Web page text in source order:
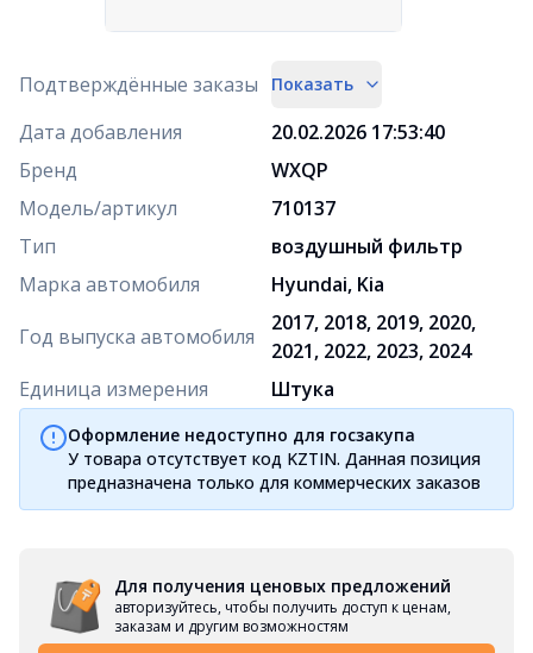
Подтверждённые заказы Показать
Дата добавления
20.02.2026 17:53:40
Бренд
WXQP
Модель/артикул
710137
Тип
воздушный фильтр
Марка автомобиля
Hyundai, Kia
Год выпуска автомобиля
2017, 2018, 2019, 2020,
2021, 2022, 2023, 2024
Единица измерения
Штука
Оформление недоступно для госзакупа
У товара отсутствует код KZTIN. Данная позиция
предназначена только для коммерческих заказов
Для получения ценовых предложений
авторизуйтесь, чтобы получить доступ к ценам,
заказам и другим возможностям